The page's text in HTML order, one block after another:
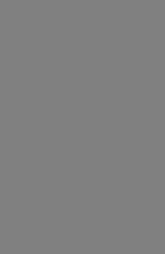
lyže vyrobeno.
oblouku.